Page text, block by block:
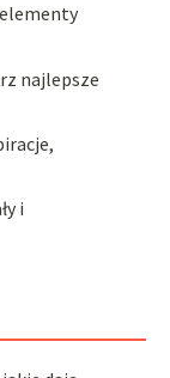
elementy
najlepsze
i